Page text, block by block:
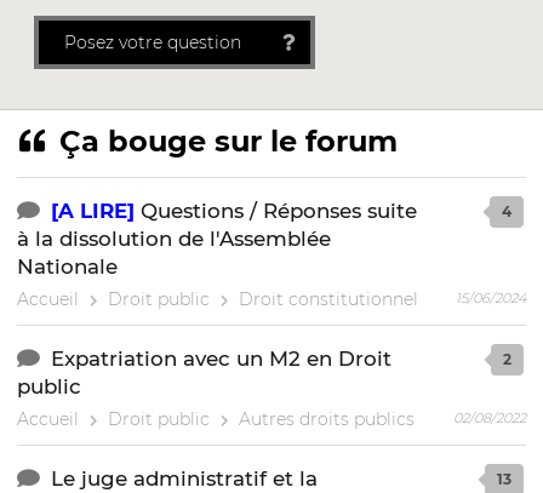
Posez votre question
Ça bouge sur le forum
[A LIRE] Questions / Réponses suite
à la dissolution de l'Assemblée
Nationale
Accueil Droit public Droit constitutionnel
4
15/06/2024
Expatriation avec un M2 en Droit
public
Accueil Droit public Autres droits publics
2
02/08/2022
Le juge administratif et la
13